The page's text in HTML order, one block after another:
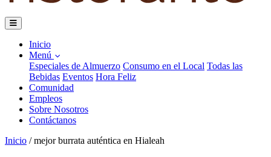
Inicio
Menú
Especiales de Almuerzo Consumo en el Local Todas las
Bebidas Eventos Hora Feliz
Comunidad
Empleos
Sobre Nosotros
Contáctanos
Inicio / mejor burrata auténtica en Hialeah